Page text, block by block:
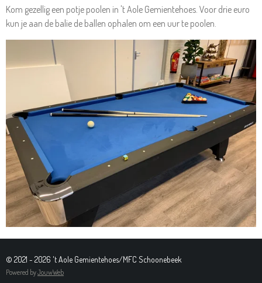
Kom gezellig een potje poolen in 't Aole Gemientehoes. Voor drie euro
kun je aan de balie de ballen ophalen om een uur te poolen.
© 2021 - 2026 't Aole Gemientehoes/MFC Schoonebeek
Powered byJouwWeb